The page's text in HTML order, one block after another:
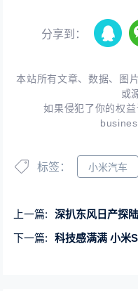
分享到：
本站所有文章、数据、图
或
如果侵犯了你的权益
标签： 小米汽车
上一篇:
深扒东风日产探
下一篇:
科技感满满 小米